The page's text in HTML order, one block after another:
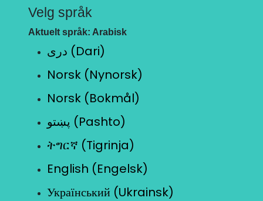
Velg språk
Aktuelt språk: Arabisk
دری (Dari)
Norsk (Nynorsk)
Norsk (Bokmål)
پښتو (Pashto)
ትግርኛ (Tigrinja)
English (Engelsk)
Український (Ukrainsk)